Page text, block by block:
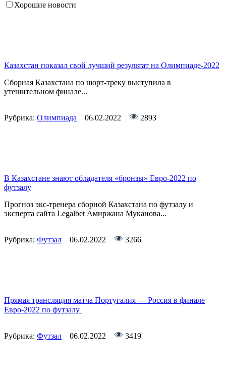
Хорошие новости
Казахстан показал свой лучший результат на Олимпиаде-2022
Сборная Казахстана по шорт-треку выступила в
утешительном финале...
Рубрика: Олимпиада 06.02.2022 2893
В Казахстане знают обладателя «бронзы» Евро-2022 по
футзалу
Прогноз экс-тренера сборной Казахстана по футзалу и
эксперта сайта Legalbet Амиржана Муканова...
Рубрика: Футзал 06.02.2022 3266
Прямая трансляция матча Португалия — Россия в финале
Евро-2022 по футзалу
Рубрика: Футзал 06.02.2022 3419